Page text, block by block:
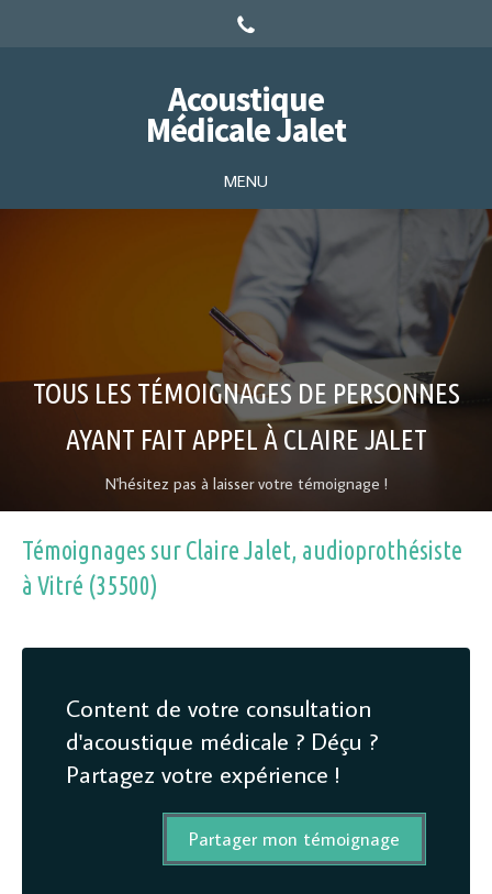
Acoustique
Médicale Jalet
MENU
TOUS LES TÉMOIGNAGES DE PERSONNES
AYANT FAIT APPEL À CLAIRE JALET
N'hésitez pas à laisser votre témoignage !
Témoignages sur Claire Jalet, audioprothésiste
à Vitré (35500)
Content de votre consultation
d'acoustique médicale ? Déçu ?
Partagez votre expérience !
Partager mon témoignage